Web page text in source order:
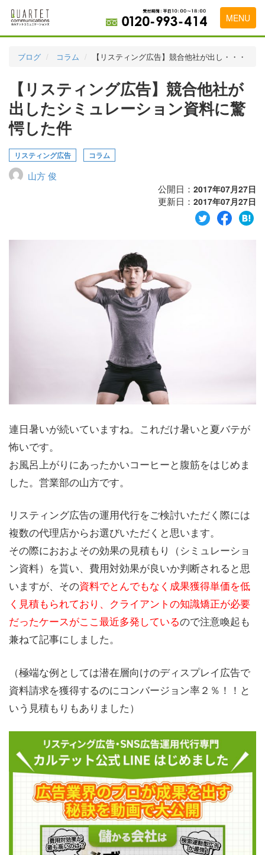
MENU
実績・お客様の声
初めて導入をお考えの方
広告代理店・HP制作会社様へ
お問い合わせ
ブログ コラム 【リスティング広告】競合他社が出し・・・
【リスティング広告】競合他社が
出したシミュレーション資料に驚
愕した件
リスティング広告 コラム
山方 俊
公開日： 2017年07月27日
更新日： 2017年07月27日
連日暑いが続いていますね。これだけ暑いと夏バテが
怖いです。
お風呂上がりにあったかいコーヒーと腹筋をはじめま
した。営業部の山方です。
リスティング広告の運用代行をご検討いただく際には
複数の代理店からお選びいただくと思います。
その際におおよその効果の見積もり（シミュレーショ
ン資料）を貰い、費用対効果が良いか判断されると思
いますが、その資料でとんでもなく成果獲得単価を低
く見積もられており、クライアントの知識矯正が必要
だったケースがここ最近多発しているので注意喚起も
兼ねて記事にしました。
（極端な例としては潜在層向けのディスプレイ広告で
資料請求を獲得するのにコンバージョン率２％！！と
いう見積もりもありました）